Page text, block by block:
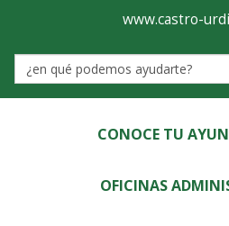
de
Castro-
Urdiales
www.castro-
Label
CONOCE TU
OFICINAS